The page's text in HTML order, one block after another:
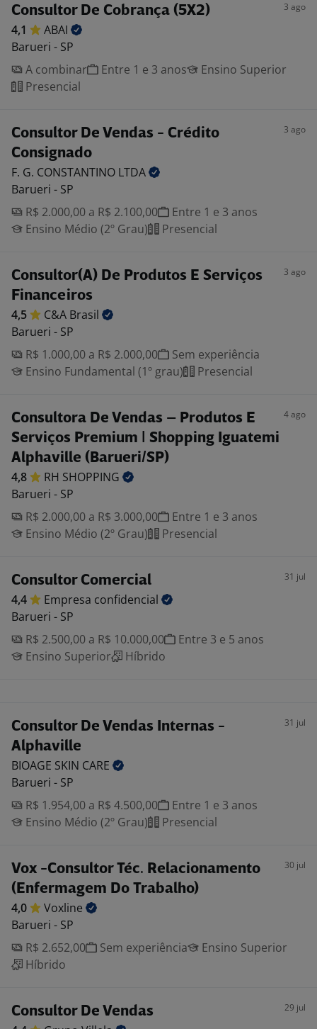
Consultor De Cobrança (5X2) 3 ago
4,1
ABAI
Barueri - SP
A combinar
Entre 1 e 3 anos
Ensino Superior
Presencial
Consultor De Vendas - Crédito
Consignado
3 ago
F. G. CONSTANTINO LTDA
Barueri - SP
R$ 2.000,00 a R$ 2.100,00
Entre 1 e 3 anos
Ensino Médio (2º Grau)
Presencial
Consultor(A) De Produtos E Serviços
Financeiros
3 ago
4,5 C&A Brasil
Barueri - SP
R$ 1.000,00 a R$ 2.000,00
Sem experiência
Ensino Fundamental (1º grau)
Presencial
Consultora De Vendas – Produtos E
Serviços Premium | Shopping Iguatemi
Alphaville (Barueri/SP)
4 ago
4,8 RH SHOPPING
Barueri - SP
R$ 2.000,00 a R$ 3.000,00
Entre 1 e 3 anos
Ensino Médio (2º Grau)
Presencial
Consultor Comercial 31 jul
4,4 Empresa confidencial
Barueri - SP
R$ 2.500,00 a R$ 10.000,00
Entre 3 e 5 anos
Ensino Superior
Híbrido
Consultor De Vendas Internas -
Alphaville
31 jul
BIOAGE SKIN CARE
Barueri - SP
R$ 1.954,00 a R$ 4.500,00
Entre 1 e 3 anos
Ensino Médio (2º Grau)
Presencial
Vox -Consultor Téc. Relacionamento
(Enfermagem Do Trabalho)
30 jul
4,0
Voxline
Barueri - SP
R$ 2.652,00
Sem experiência
Ensino Superior
Híbrido
Consultor De Vendas 29 jul